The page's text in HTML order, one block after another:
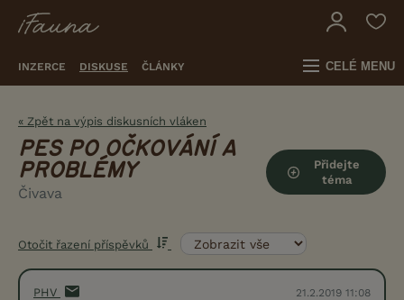
INZERCE DISKUSE ČLÁNKY CELÉ MENU
« Zpět na výpis diskusních vláken
PES PO OČKOVÁNÍ A
PROBLÉMY
Čivava
Přidejte
téma
Otočit řazení příspěvků
PHV 21.2.2019 11:08